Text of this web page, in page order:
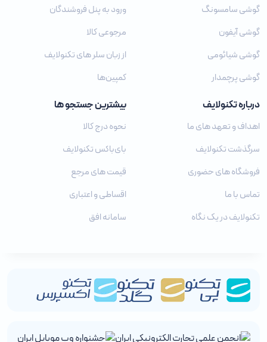
گوشی سامسونگ
گوشی آیفون
گوشی شیائومی
گوشی پرچمدار
ورود به پنل فروشندگان
مرجوعی کالا
از زبان سلر های تکنولایف
کمپین‌ها
درباره تکنولایف
اهداف و تعهد های ما
سرگذشت تکنولایف
فروشگاه های حضوری
تماس با ما
تکنولایف در یک نگاه
بیشترین جستجو ها
نحوه درج کالا
بای‌باکس تکنولایف
قیمت های مرجع
اقساطی و اعتباری
سامانه افق